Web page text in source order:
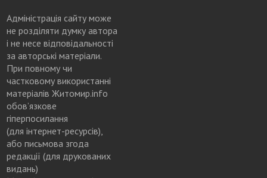
Адміністрація сайту може
не розділяти думку автора
і не несе відповідальності
за авторські матеріали.
При повному чи
частковому використанні
матеріалів Житомир.info
обов’язкове
гіперпосилання
(для інтернет-ресурсів),
або письмова згода
редакції (для друкованих
видань)